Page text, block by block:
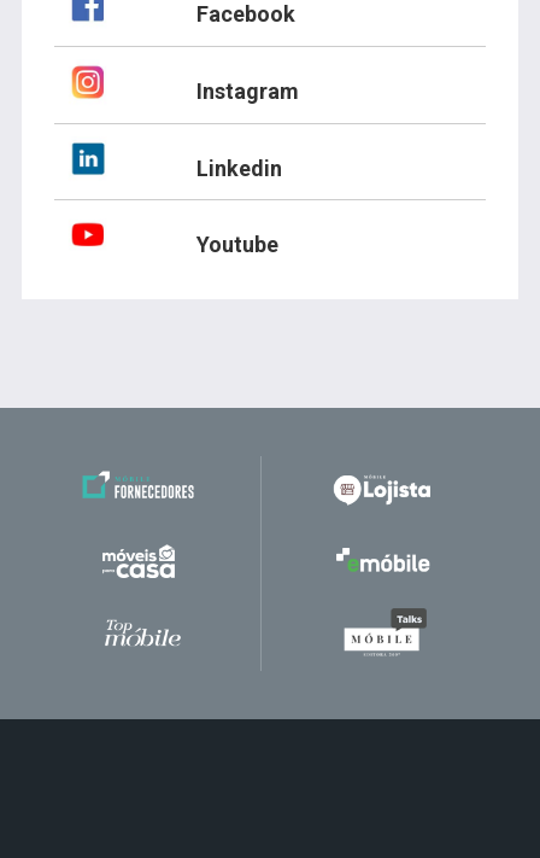
Facebook
Instagram
Linkedin
Youtube